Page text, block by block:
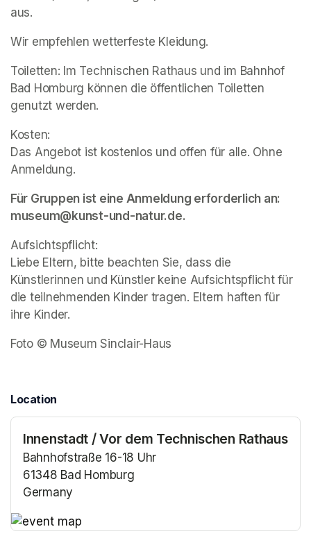
aus.
Wir empfehlen wetterfeste Kleidung.
Toiletten: Im Technischen Rathaus und im Bahnhof
Bad Homburg können die öffentlichen Toiletten
genutzt werden.
Kosten:
Das Angebot ist kostenlos und offen für alle. Ohne
Anmeldung.
Für Gruppen ist eine Anmeldung erforderlich an:
museum@kunst-und-natur.de.
Aufsichtspflicht:
Liebe Eltern, bitte beachten Sie, dass die
Künstlerinnen und Künstler keine Aufsichtspflicht für
die teilnehmenden Kinder tragen. Eltern haften für
ihre Kinder.
Foto © Museum Sinclair-Haus
Location
Innenstadt / Vor dem Technischen Rathaus
Bahnhofstraße 16-18 Uhr
61348 Bad Homburg
Germany